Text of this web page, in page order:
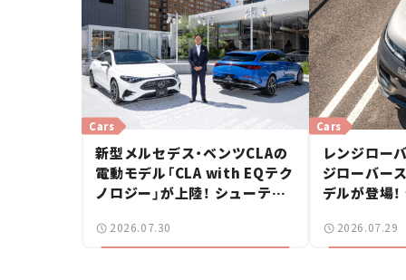
Cars
新型メルセデス・ベンツCLAの
電動モデル「CLA with EQテク
ノロジー」が上陸！ シューティ
ース】
2026.07.30
Cars
レンジロー
ジローバー
デルが登場
2026.07.29